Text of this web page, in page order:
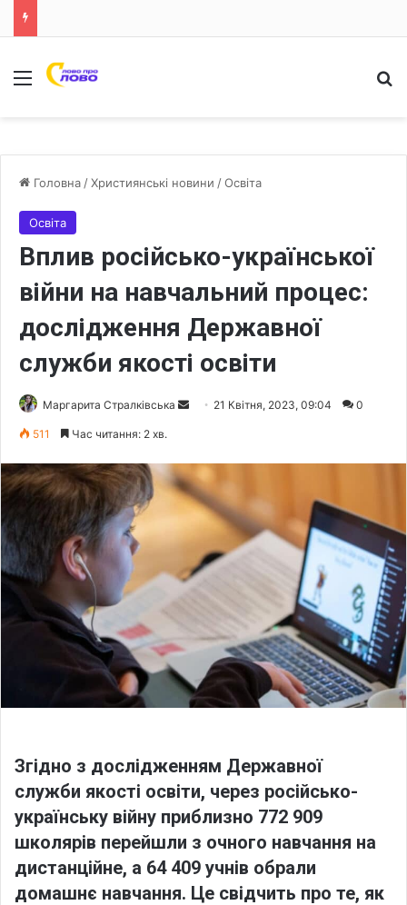
Меню
Головна /Християнські новини /Освіта
Освіта
Вплив російсько-української
війни на навчальний процес:
дослідження Державної
служби якості освіти
Маргарита Стралківська
a
n
a
21 Квітня, 2023, 09:04 0
511 Час читання: 2 хв.
Згідно з дослідженням Державної
служби якості освіти, через російсько-
українську війну приблизно 772 909
школярів перейшли з очного навчання на
дистанційне, а 64 409 учнів обрали
домашнє навчання. Це свідчить про те, як